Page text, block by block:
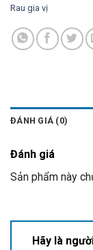
Rau gia vị
ĐÁNH GIÁ (0)
Đánh giá
Sản phẩm này
Hãy là